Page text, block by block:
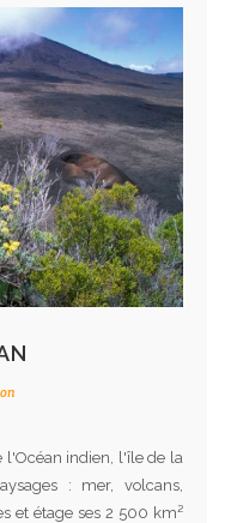
l'Océan indien, l'île de la
: mer, volcans,
et étage ses 2 500 km²